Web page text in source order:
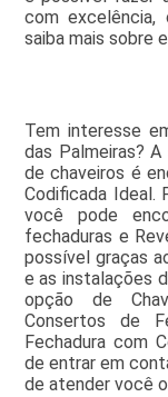
com excelência,
saiba mais sobre
Tem interesse
das Palmeiras?
de chaveiros é
Codificada Ideal.
você pode
fechaduras e
possível graças
e as instalações
opção de
Consertos de
Fechadura com
de entrar em
de atender você